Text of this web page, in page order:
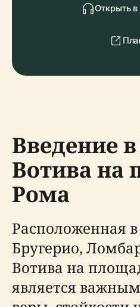
Открыть
Введение
Вотива на
Рома
Расположенная
Бругерио,
Вотива на
является